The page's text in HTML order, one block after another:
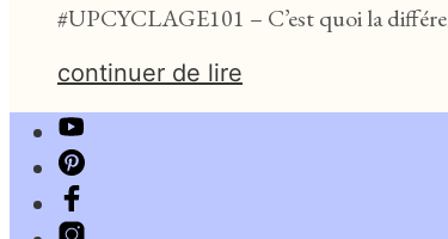
#UPCYCLAGE101 – C’est quoi la
continuer de lire